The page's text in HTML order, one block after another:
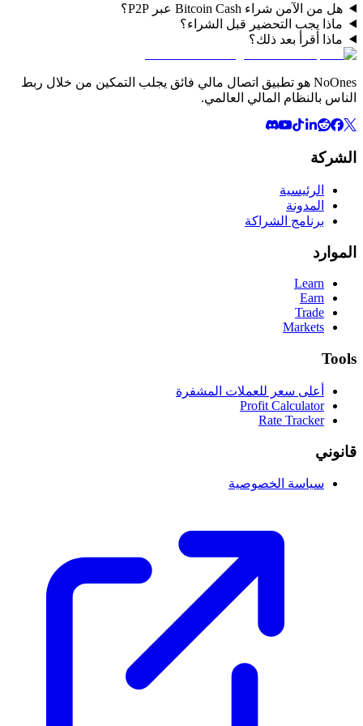
هل من الآمن شراء Bitcoin Cash عبر P2P؟
ماذا يجب التحضير قبل الشراء؟
ماذا أقرأ بعد ذلك؟
NoOnes هو تطبيق اتصال مالي فائق يجلب التمكين من خلال ربط
الناس بالنظام المالي العالمي.
الشركة
الرئيسية
المدونة
برنامج الشراكة
الموارد
Learn
Earn
Trade
Markets
Tools
أعلى سعر للعملات المشفرة
Profit Calculator
Rate Tracker
قانوني
سياسة الخصوصية